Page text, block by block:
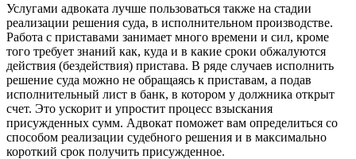
Услугами адвоката лучше пользоваться также на стадии
реализации решения суда, в исполнительном производстве.
Работа с приставами занимает много времени и сил, кроме
того требует знаний как, куда и в какие сроки обжалуются
действия (бездействия) пристава. В ряде случаев исполнить
решение суда можно не обращаясь к приставам, а подав
исполнительный лист в банк, в котором у должника открыт
счет. Это ускорит и упростит процесс взыскания
присужденных сумм. Адвокат поможет вам определиться со
способом реализации судебного решения и в максимально
короткий срок получить присужденное.